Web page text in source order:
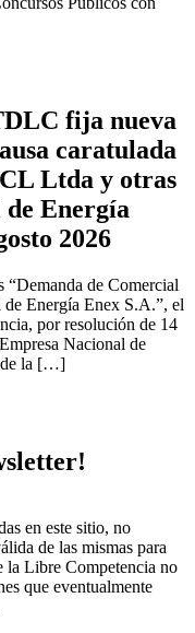
fija nueva
caratulada
Ltda y otras
Energía
2026
“Demanda de Comercial
Energía Enex S.A.”, el
por resolución de 14
Nacional de
de la […]
en este sitio, no
de las mismas para
la Libre Competencia no
que eventualmente